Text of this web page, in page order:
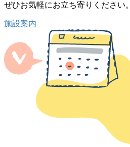
ぜひお気軽にお立ち寄りください。
施設案内